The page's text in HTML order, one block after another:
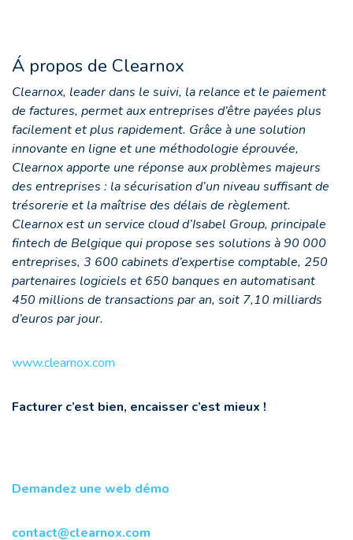
Á propos de Clearnox
Clearnox, leader dans le suivi, la relance et le paiement
de factures, permet aux entreprises d’être payées plus
facilement et plus rapidement. Grâce à une solution
innovante en ligne et une méthodologie éprouvée,
Clearnox apporte une réponse aux problèmes majeurs
des entreprises : la sécurisation d’un niveau suffisant de
trésorerie et la maîtrise des délais de règlement.
Clearnox est un service cloud d’Isabel Group, principale
fintech de Belgique qui propose ses solutions à 90 000
entreprises, 3 600 cabinets d’expertise comptable, 250
partenaires logiciels et 650 banques en automatisant
450 millions de transactions par an, soit 7,10 milliards
d’euros par jour.
www.clearnox.com
Facturer c’est bien, encaisser c’est mieux !
Demandez une web démo
contact@clearnox.com